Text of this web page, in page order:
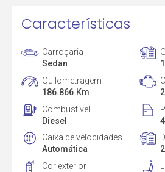
Características
Carroçaria
Sedan
Quilometragem
186.866 Km
Combustível
Diesel
4
Caixa de velocidades
Automática
Cor exterior